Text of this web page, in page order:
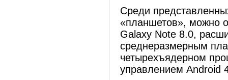
Среди
«планшетов», можно
Galaxy Note 8.0,
среднеразмерным
четырехъядерном
управлением Android